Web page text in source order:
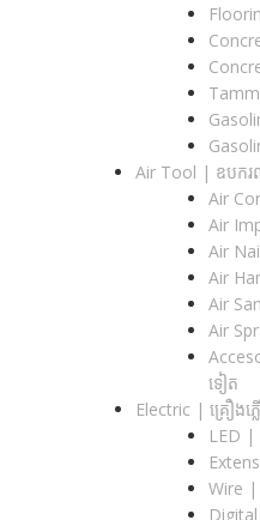
Air Tool | ឧបករ
Air
Air
Air
Air
Air
Air
ទៀត
Electric | គ្រឿងភ្ល
LED |
Wire |